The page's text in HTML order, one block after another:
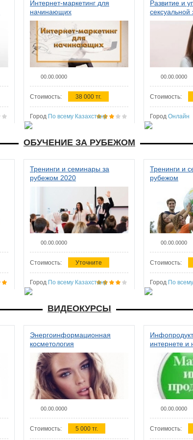
Интернет-маркетинг для
начинающих
00.00.0000
Стоимость: 38 000 тг.
Город По всему Казахстану
Развитие и
сексуальной
женщин
00.00.0000
Стоимость:
Город Онлайн
ОБУЧЕНИЕ ЗА РУБЕЖОМ
Тренинги и семинары за
рубежом 2020
00.00.0000
Стоимость: Уточните
Город По всему Казахстану
Тренинги и
рубежом
00.00.0000
Стоимость:
Город По
ВИДЕОКУРСЫ
Энергоинформационная
косметология
00.00.0000
Стоимость: 5 000 тг.
интернете и
00.00.0000
Стоимость: